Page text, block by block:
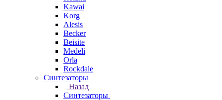
Kawai
Korg
Alesis
Becker
Beisite
Medeli
Orla
Rockdale
Синтезаторы
Назад
Синтезаторы